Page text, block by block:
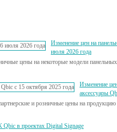
Изменение цен на
июля 2026 года
цены на некоторые модели
Изменение
аксессуары
и розничные цены на
в проектах Digital Signage